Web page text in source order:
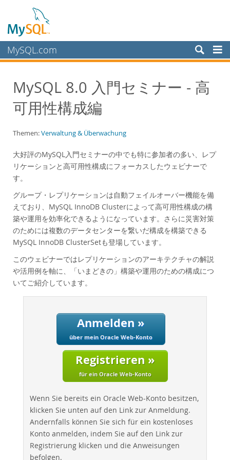
MySQL.com
Schulung, Beratung, Support
Partner
White Papers
Case Studies
Books
Performance
Benchmarks
Migration
TCO Savings
Entwickler-Bereich
MySQL 8.0 入門セミナー - 高
可用性構成編
Themen:Verwaltung & Überwachung
大好評のMySQL入門セミナーの中でも特に参加者の多い、レプ
リケーションと高可用性構成にフォーカスしたウェビナーで
す。
グループ・レプリケーションは自動フェイルオーバー機能を備
えており、MySQL InnoDB Clusterによって高可用性構成の構
築や運用を効率化できるようになっています。さらに災害対策
のためには複数のデータセンターを繋いだ構成を構築できる
MySQL InnoDB ClusterSetも登場しています。
このウェビナーではレプリケーションのアーキテクチャの解説
や活用例を軸に、「いまどきの」構築や運用のための構成につ
いてご紹介しています。
Anmelden »
über mein Oracle Web-Konto
Registrieren »
für ein Oracle Web-Konto
Wenn Sie bereits ein Oracle Web-Konto besitzen,
klicken Sie unten auf den Link zur Anmeldung.
Andernfalls können Sie sich für ein kostenloses
Konto anmelden, indem Sie auf den Link zur
Registrierung klicken und die Anweisungen
befolgen.